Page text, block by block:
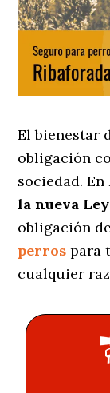
El bienestar
obligación
sociedad.
la nueva
obligación
perros para
cualquier